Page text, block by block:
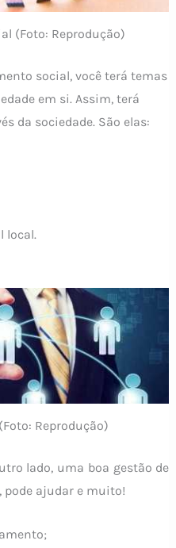
(Foto: Reprodução)
social, você terá temas
em si. Assim, terá
da sociedade. São elas:
local.
Reprodução)
lado, uma boa gestão de
pode ajudar e muito!